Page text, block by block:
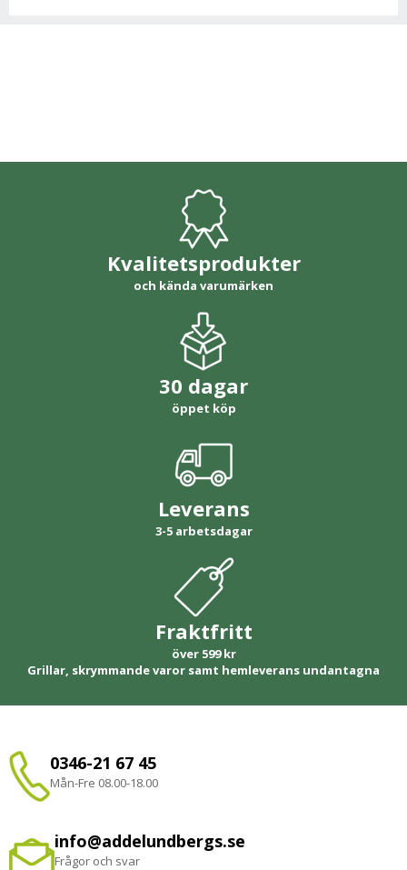
Kvalitetsprodukter
och kända varumärken
30 dagar
öppet köp
Leverans
3-5 arbetsdagar
Fraktfritt
över 599 kr
Grillar, skrymmande varor samt hemleverans undantagna
0346-21 67 45
Mån-Fre 08.00-18.00
info@addelundbergs.se
Frågor och svar